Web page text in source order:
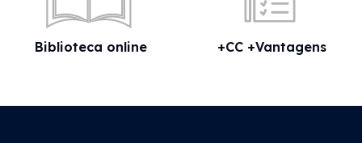
Biblioteca online +CC +Vantagens